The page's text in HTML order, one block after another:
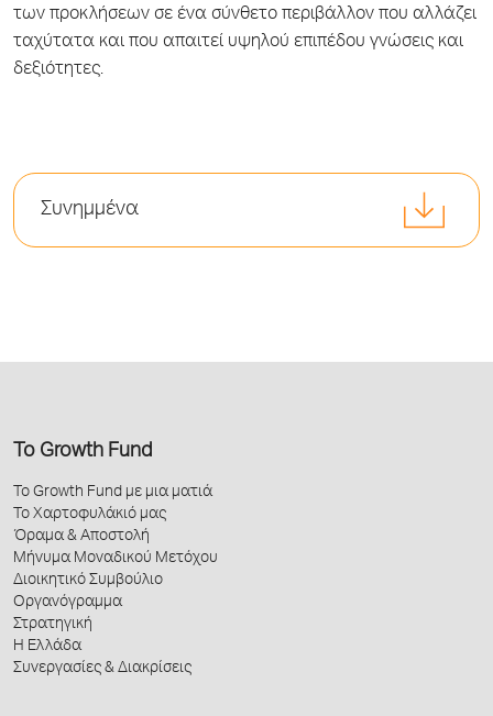
των προκλήσεων σε ένα σύνθετο περιβάλλον που αλλάζει
ταχύτατα και που απαιτεί υψηλού επιπέδου γνώσεις και
δεξιότητες.
Συνημμένα
Το Growth Fund
Το Growth Fund με μια ματιά
Το Χαρτοφυλάκιό μας
Όραμα & Αποστολή
Μήνυμα Μοναδικού Μετόχου
Διοικητικό Συμβούλιο
Οργανόγραμμα
Στρατηγική
Η Ελλάδα
Συνεργασίες & Διακρίσεις